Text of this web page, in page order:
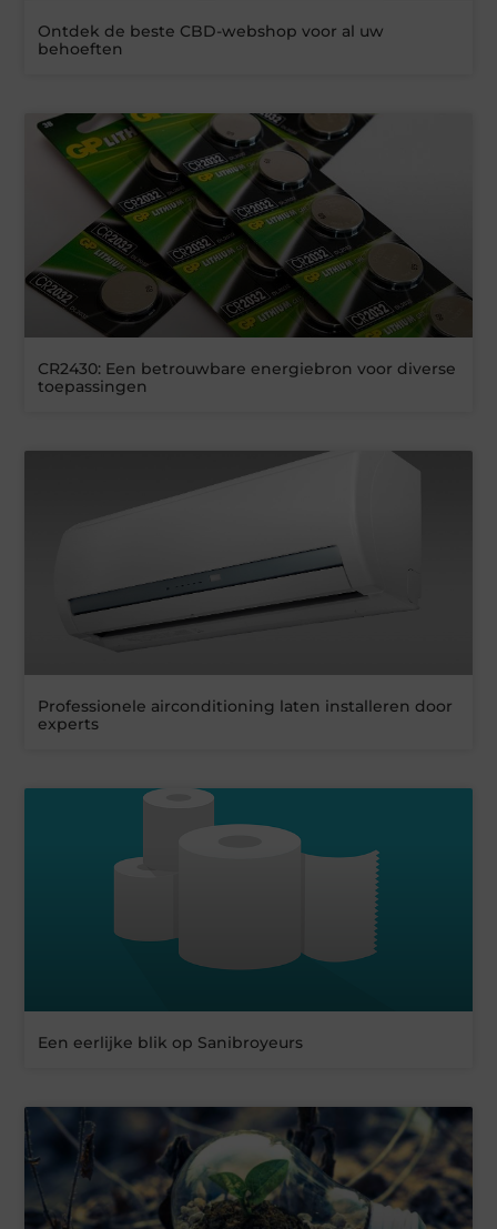
Ontdek de beste CBD-webshop voor al uw
behoeften
CR2430: Een betrouwbare energiebron voor diverse
toepassingen
Professionele airconditioning laten installeren door
experts
Een eerlijke blik op Sanibroyeurs